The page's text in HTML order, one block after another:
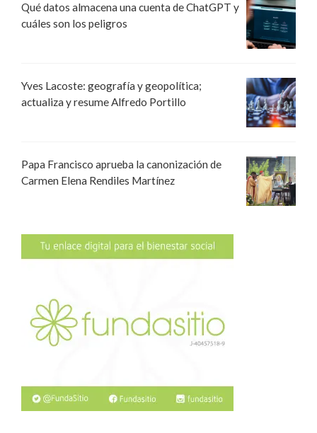
Qué datos almacena una cuenta de ChatGPT y
cuáles son los peligros
Yves Lacoste: geografía y geopolítica;
actualiza y resume Alfredo Portillo
Papa Francisco aprueba la canonización de
Carmen Elena Rendiles Martínez